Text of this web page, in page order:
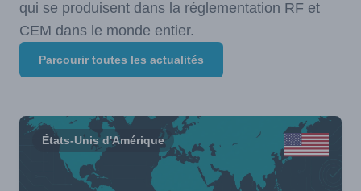
qui se produisent dans la réglementation RF et
CEM dans le monde entier.
Parcourir toutes les actualités
États-Unis d'Amérique